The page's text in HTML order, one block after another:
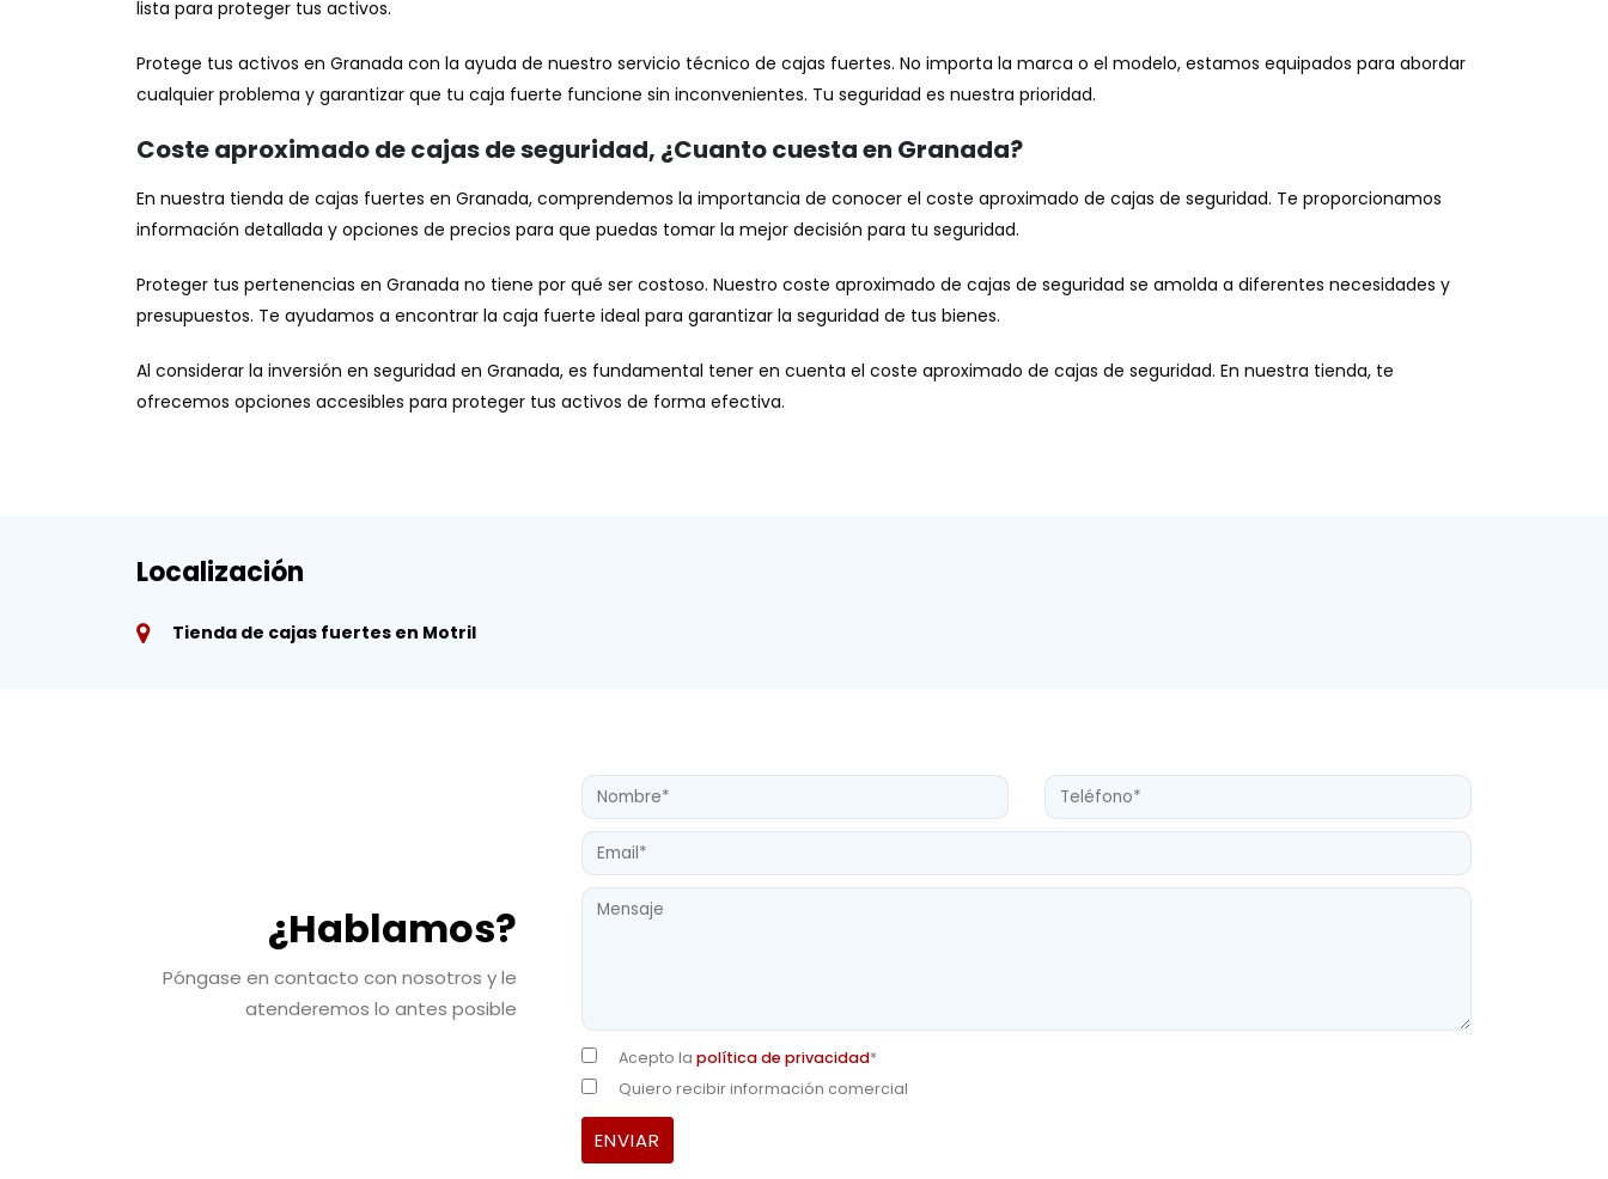
lista para proteger tus activos.
Protege tus activos en Granada con la ayuda de nuestro servicio técnico de cajas fuertes. No importa la marca o el modelo, estamos equipados para abordar
cualquier problema y garantizar que tu caja fuerte funcione sin inconvenientes. Tu seguridad es nuestra prioridad.
Coste aproximado de cajas de seguridad, ¿Cuanto cuesta en Granada?
En nuestra tienda de cajas fuertes en Granada, comprendemos la importancia de conocer el coste aproximado de cajas de seguridad. Te proporcionamos
información detallada y opciones de precios para que puedas tomar la mejor decisión para tu seguridad.
Proteger tus pertenencias en Granada no tiene por qué ser costoso. Nuestro coste aproximado de cajas de seguridad se amolda a diferentes necesidades y
presupuestos. Te ayudamos a encontrar la caja fuerte ideal para garantizar la seguridad de tus bienes.
Al considerar la inversión en seguridad en Granada, es fundamental tener en cuenta el coste aproximado de cajas de seguridad. En nuestra tienda, te
ofrecemos opciones accesibles para proteger tus activos de forma efectiva.
Localización
Tienda de cajas fuertes en Motril
¿Hablamos?
Póngase en contacto con nosotros y le
atenderemos lo antes posible
Acepto la política de privacidad*
Quiero recibir información comercial